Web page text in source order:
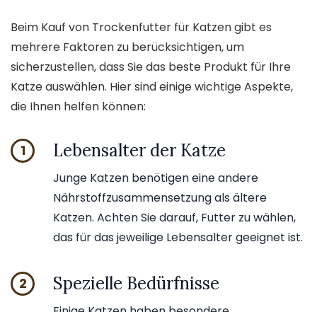
Beim Kauf von Trockenfutter für Katzen gibt es
mehrere Faktoren zu berücksichtigen, um
sicherzustellen, dass Sie das beste Produkt für Ihre
Katze auswählen. Hier sind einige wichtige Aspekte,
die Ihnen helfen können:
1 Lebensalter der Katze
Junge Katzen benötigen eine andere
Nährstoffzusammensetzung als ältere
Katzen. Achten Sie darauf, Futter zu wählen,
das für das jeweilige Lebensalter geeignet ist.
2 Spezielle Bedürfnisse